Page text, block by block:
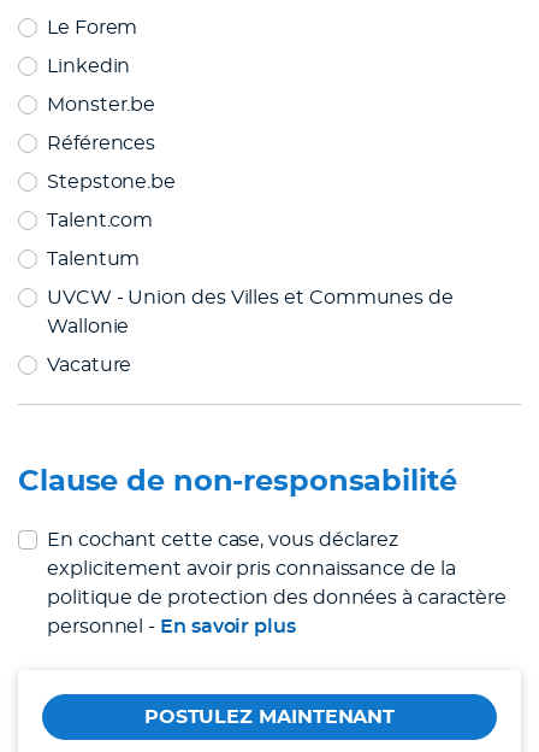
Le Forem
Linkedin
Monster.be
Références
Stepstone.be
Talent.com
Talentum
UVCW - Union des Villes et Communes de
Wallonie
Vacature
Clause de non-responsabilité
En cochant cette case, vous déclarez
explicitement avoir pris connaissance de la
politique de protection des données à caractère
personnel - En savoir plus
POSTULEZ MAINTENANT